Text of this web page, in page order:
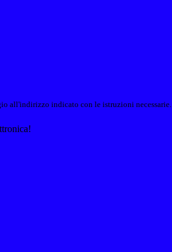
all'indirizzo indicato con le istruzioni necessarie.